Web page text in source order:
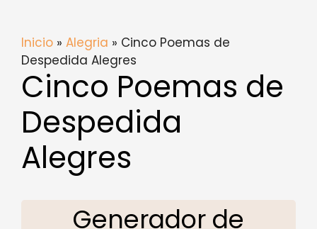
Inicio » Alegria » Cinco Poemas de
Despedida Alegres
Cinco Poemas de
Despedida
Alegres
Generador de